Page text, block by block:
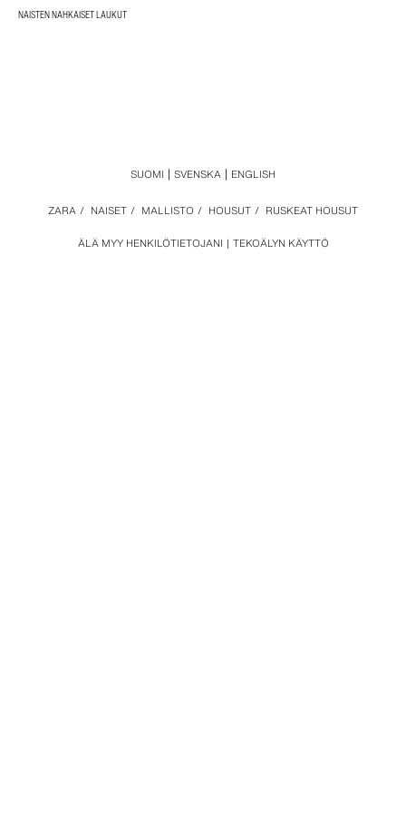
NAISTEN NAHKAISET LAUKUT
ÄLÄ MYY HENKILÖTIETOJANI TEKOÄLYN KÄYTTÖ
ZARA / NAISET / MALLISTO / HOUSUT / RUSKEAT HOUSUT
SUOMI SVENSKA ENGLISH